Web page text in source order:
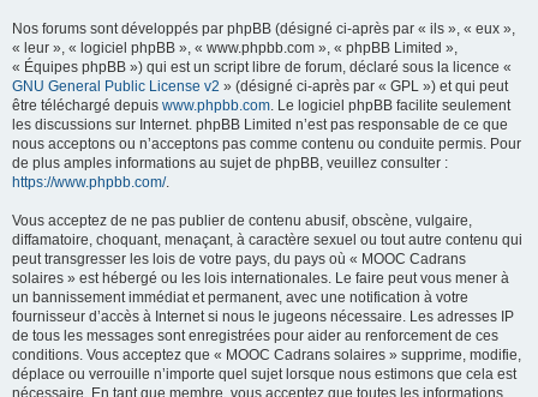
Nos forums sont développés par phpBB (désigné ci-après par « ils », « eux »,
« leur », « logiciel phpBB », « www.phpbb.com », « phpBB Limited »,
« Équipes phpBB ») qui est un script libre de forum, déclaré sous la licence «
GNU General Public License v2 » (désigné ci-après par « GPL ») et qui peut
être téléchargé depuis www.phpbb.com. Le logiciel phpBB facilite seulement
les discussions sur Internet. phpBB Limited n’est pas responsable de ce que
nous acceptons ou n’acceptons pas comme contenu ou conduite permis. Pour
de plus amples informations au sujet de phpBB, veuillez consulter :
https://www.phpbb.com/.
Vous acceptez de ne pas publier de contenu abusif, obscène, vulgaire,
diffamatoire, choquant, menaçant, à caractère sexuel ou tout autre contenu qui
peut transgresser les lois de votre pays, du pays où « MOOC Cadrans
solaires » est hébergé ou les lois internationales. Le faire peut vous mener à
un bannissement immédiat et permanent, avec une notification à votre
fournisseur d’accès à Internet si nous le jugeons nécessaire. Les adresses IP
de tous les messages sont enregistrées pour aider au renforcement de ces
conditions. Vous acceptez que « MOOC Cadrans solaires » supprime, modifie,
déplace ou verrouille n’importe quel sujet lorsque nous estimons que cela est
nécessaire. En tant que membre, vous acceptez que toutes les informations